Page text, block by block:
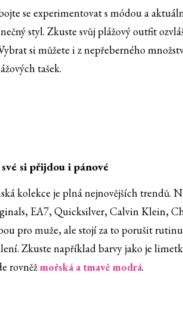
se experimentovat s módou a
styl. Zkuste svůj plážový outfit
si můžete i z nepřeberného
tašek.
si přijdou i pánové
kolekce je plná nejnovějších trendů.
EA7, Quicksilver, Calvin Klein,
pro muže, ale stojí za to porušit
Zkuste například barvy jako je
rovněžmořská a tmavě modrá.